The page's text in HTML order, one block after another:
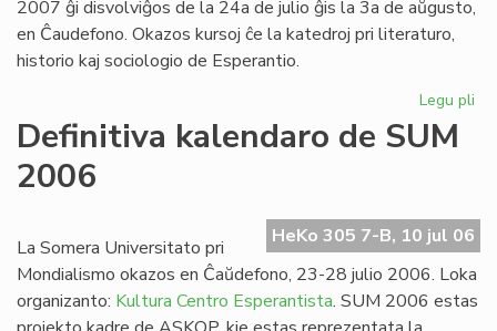
2007 ĝi disvolviĝos de la 24a de julio ĝis la 3a de aŭgusto,
en Ĉaudefono. Okazos kursoj ĉe la katedroj pri literaturo,
historio kaj sociologio de Esperantio.
Legu pli
Definitiva kalendaro de SUM
2006
HeKo 305 7-B, 10 jul 06
La Somera Universitato pri
Mondialismo okazos en Ĉaŭdefono, 23-28 julio 2006. Loka
organizanto: Kultura Centro Esperantista. SUM 2006 estas